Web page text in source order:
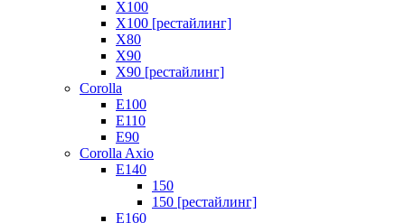
X100
X100 [рестайлинг]
X80
X90
X90 [рестайлинг]
Corolla
E100
E110
E90
Corolla Axio
E140
150
150 [рестайлинг]
E160